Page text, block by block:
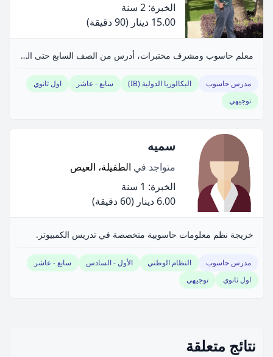
الخبرة: 2 سنة
15.00 دينار
(90 دقيقة)
معلم حاسوب ومشرف مختبرات، أدرس من الصف السابع حتى التوجيهي. أمتلك خبرة واسعة في تبسيط المفاهيم التقنية وإدارة المختبرات. أركز على تحفيز التفكير الإبداعي وتط
مدرس حاسوب البكالوريا الدولية (IB) سابع - عاشر
اول ثانوي
توجيهي
سميه
متواجد في الطفيلة، العيص
الخبرة: 1 سنة
6.00 دينار
(60 دقيقة)
خريجة نظم معلومات حاسوبية متخصصة في تدريس الكمبيوتر.
مدرس حاسوب النظام الوطني الأول - السادس
سابع - عاشر
اول ثانوي
توجيهي
نتائج متعلقة